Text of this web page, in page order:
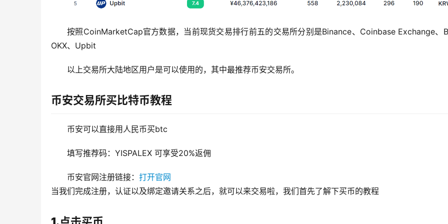
按照CoinMarketCap官方数据，当前现货交易排行前五的交易所分别是Binance、Coinbase Exchange、
OKX、Upbit
以上交易所大陆地区用户是可以使用的，其中最推荐币安交易所。
币安交易所买比特币教程
币安可以直接用人民币买btc
填写推荐码：YISPALEX 可享受20%返佣
币安官网注册链接： 打开官网
当我们完成注册，认证以及绑定邀请关系之后，就可以来交易啦，我们首先了解下买币的教程